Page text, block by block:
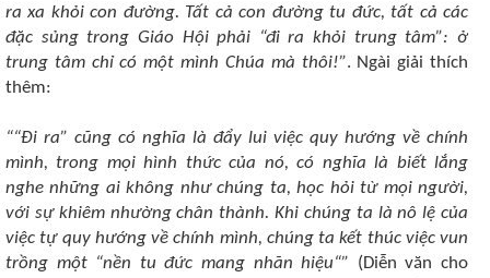
ra xa khỏi con đường. Tất cả con đường tu đức, tất cả các
đặc sủng trong Giáo Hội phải “đi ra khỏi trung tâm”: ở
trung tâm chỉ có một mình Chúa mà thôi!”. Ngài giải thích
thêm:
““Đi ra” cũng có nghĩa là đẩy lui việc quy hướng về chính
mình, trong mọi hình thức của nó, có nghĩa là biết lắng
nghe những ai không như chúng ta, học hỏi từ mọi người,
với sự khiêm nhường chân thành. Khi chúng ta là nô lệ của
việc tự quy hướng về chính mình, chúng ta kết thúc việc vun
trồng một “nền tu đức mang nhãn hiệu“” (Diễn văn cho